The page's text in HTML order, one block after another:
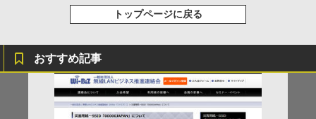
トップページに戻る
おすすめ記事